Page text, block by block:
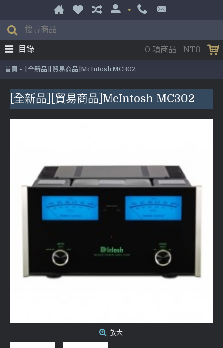
0 項商品 - NT0
目錄
首頁 [全新品][貿易商品]McIntosh MC302
[全新品][貿易商品]McIntosh MC302
放大